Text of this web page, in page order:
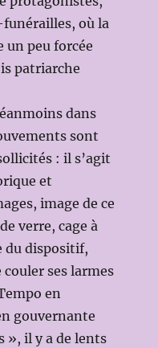
où la
un peu forcée
patriarche
dans
sont
: il s’agit
et
image de ce
verre, cage à
du dispositif,
couler ses larmes
en
gouvernante
», il y a de lents